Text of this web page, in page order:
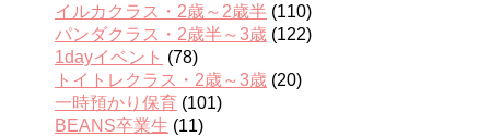
イルカクラス・2歳～2歳半 (110)
パンダクラス・2歳半～3歳 (122)
1dayイベント (78)
トイトレクラス・2歳～3歳 (20)
一時預かり保育 (101)
BEANS卒業生 (11)